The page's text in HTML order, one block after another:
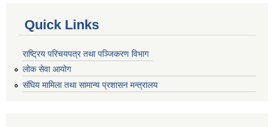
Quick Links
राष्ट्रिय परिचयपत्र तथा पञ्जिकरण विभाग
लोक सेवा आयोग
संघिय मामिला तथा सामान्य प्रशासन मन्त्रालय